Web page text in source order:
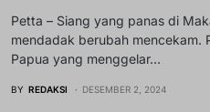
Petta – Siang yang panas di
mendadak berubah mencekam.
Papua yang menggelar…
BY REDAKSI DESEMBER 2, 2024